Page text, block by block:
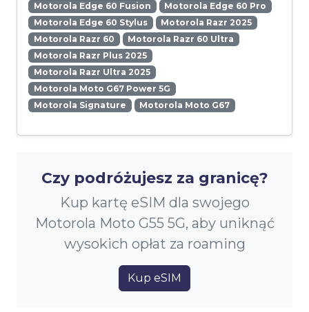
Motorola Edge 60 Fusion
Motorola Edge 60 Pro
Motorola Edge 60 Stylus
Motorola Razr 2025
Motorola Razr 60
Motorola Razr 60 Ultra
Motorola Razr Plus 2025
Motorola Razr Ultra 2025
Motorola Moto G67 Power 5G
Motorola Signature
Motorola Moto G67
Czy podróżujesz za granicę?
Kup kartę eSIM dla swojego
Motorola Moto G55 5G, aby uniknąć
wysokich opłat za roaming
Kup eSIM